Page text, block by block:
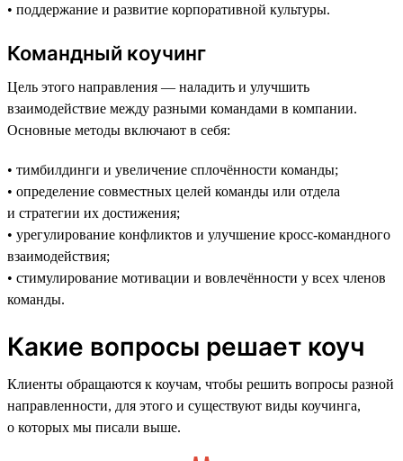
• поддержание и развитие корпоративной культуры.
Командный коучинг
Цель этого направления — наладить и улучшить
взаимодействие между разными командами в компании.
Основные методы включают в себя:
• тимбилдинги и увеличение сплочённости команды;
• определение совместных целей команды или отдела
и стратегии их достижения;
• урегулирование конфликтов и улучшение кросс-командного
взаимодействия;
• стимулирование мотивации и вовлечённости у всех членов
команды.
Какие вопросы решает коуч
Клиенты обращаются к коучам, чтобы решить вопросы разной
направленности, для этого и существуют виды коучинга,
о которых мы писали выше.